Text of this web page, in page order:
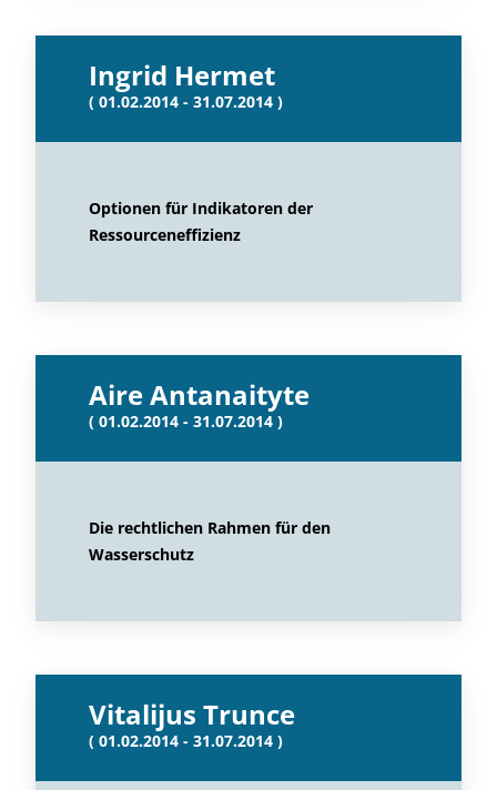
Ingrid Hermet
( 01.02.2014 - 31.07.2014 )
Optionen für Indikatoren der
Ressourceneffizienz
Aire Antanaityte
( 01.02.2014 - 31.07.2014 )
Die rechtlichen Rahmen für den
Wasserschutz
Vitalijus Trunce
( 01.02.2014 - 31.07.2014 )